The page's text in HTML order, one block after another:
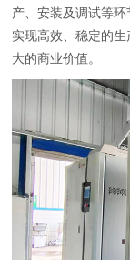
产、安装及调试等
实现高效、稳定的
大的商业价值。